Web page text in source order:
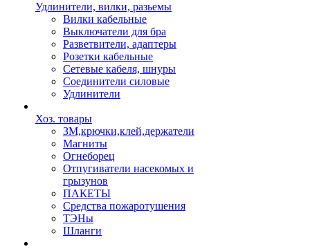
Удлинители, вилки, разьемы
Вилки кабельные
Выключатели для бра
Разветвители, адаптеры
Розетки кабельные
Сетевые кабеля, шнуры
Соединители силовые
Удлинители
Хоз. товары
ЗМ,крючки,клей,держатели
Магниты
Огнеборец
Отпугиватели насекомых и
грызунов
ПАКЕТЫ
Средства пожаротушения
ТЭНы
Шланги